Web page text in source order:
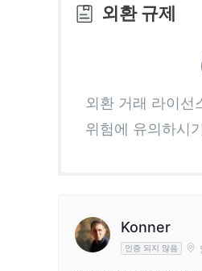
5
6
8
9
외환 규제
외환 거래 라이선
위험에 유의하시
Konner
인증 되지 않음